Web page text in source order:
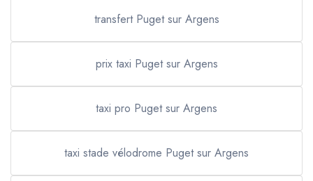
transfert Puget sur Argens
prix taxi Puget sur Argens
taxi pro Puget sur Argens
taxi stade vélodrome Puget sur Argens